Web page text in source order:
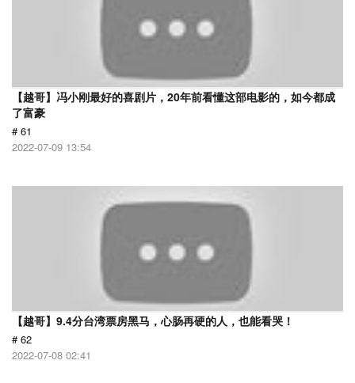
【越哥】冯小刚最好的喜剧片，20年前看懂这部电影的，如今都成
了富豪
# 61
2022-07-09 13:54
【越哥】9.4分台湾票房黑马，心肠再硬的人，也能看哭！
# 62
2022-07-08 02:41